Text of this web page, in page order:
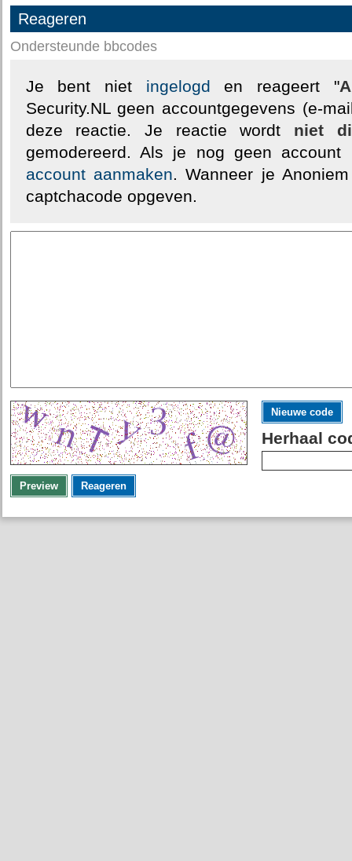
Reageren
Ondersteunde bbcodes
Je bent niet ingelogd en reageert "
Security.NL geen accountgegevens (e-
deze reactie. Je reactie wordt niet
gemodereerd. Als je nog geen
account aanmaken. Wanneer je
captchacode opgeven.
Nieuwe code
Herhaal
Preview Reageren